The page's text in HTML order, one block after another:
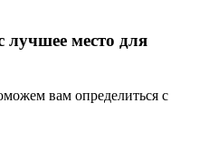
лучшее место для
вам определиться с